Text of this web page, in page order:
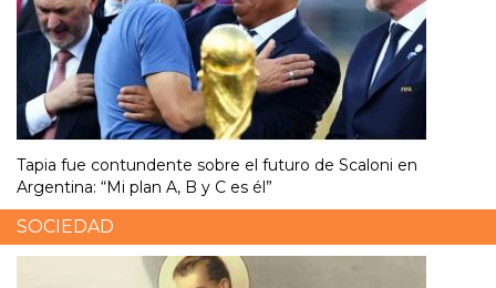
Tapia fue contundente sobre el futuro de Scaloni en
Argentina: “Mi plan A, B y C es él”
SOCIEDAD